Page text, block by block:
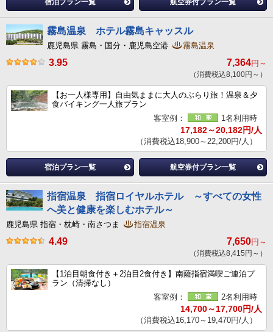
宿泊プラン一覧 航空券付プラン一覧
霧島温泉 ホテル霧島キャッスル
鹿児島県 霧島・国分・鹿児島空港 霧島温泉
3.95 7,364円～
（消費税込8,100円～）
【お一人様専用】自由気ままに大人のぶらり旅！温泉＆夕
食バイキング一人旅プラン
客室例：
1名利用時
17,182～20,182円/人
（消費税込18,900～22,200円/人）
宿泊プラン一覧 航空券付プラン一覧
指宿温泉 指宿ロイヤルホテル ～すべての女性
へ美と健康を楽しむホテル～
鹿児島県 指宿・枕崎・南さつま 指宿温泉
4.49 7,650円～
（消費税込8,415円～）
【1泊目朝食付き＋2泊目2食付き】南薩指宿満喫ご連泊プ
ラン（清掃なし）
客室例：
2名利用時
14,700～17,700円/人
（消費税込16,170～19,470円/人）